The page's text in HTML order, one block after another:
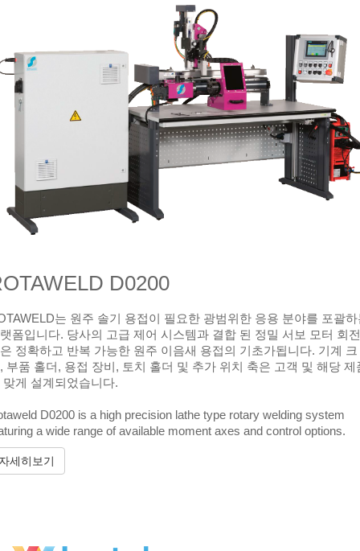
D0200
는 원주 솔기 용접이 필요한 광범위한 응용 분야를 포괄하
폼입니다. 당사의 고급 제어 시스템과 결합 된 정밀 서보 모터 회전
정확하고 반복 가능한 원주 이음새 용접의 기초가됩니다. 기계 크
부품 홀더, 용접 장비, 토치 홀더 및 추가 위치 축은 고객 및 해당 제
맞게 설계되었습니다.
D0200 is a high precision lathe type rotary welding system
a wide range of available moment axes and control options.
세히보기